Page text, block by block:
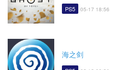
PS5 05-17 18:56
海之剑